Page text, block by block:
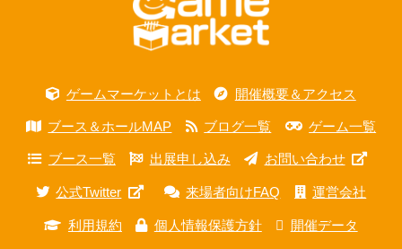
ゲームマーケットとは 開催概要＆アクセス
ブース＆ホールMAP ブログ一覧 ゲーム一覧
ブース一覧 出展申し込み お問い合わせ
公式Twitter 来場者向けFAQ 運営会社
利用規約 個人情報保護方針 開催データ